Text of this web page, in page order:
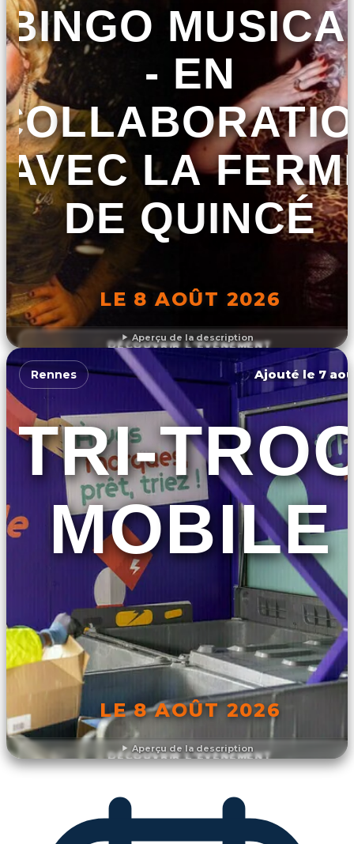
Aperçu de la description
BINGO
- EN
AVEC LA
DE QUINCÉ
LE 8 AOÛT 2026
DÉCOUVRIR L'ÉVÉNEMENT
Aperçu de la description
Rennes Ajouté le 7
TRI-
MOBILE
LE 8 AOÛT 2026
DÉCOUVRIR L'ÉVÉNEMENT